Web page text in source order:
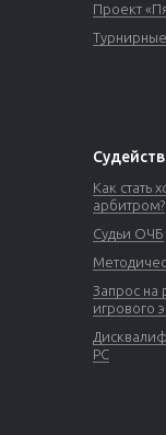
Проект
Как стать
арбитром?
Судьи ОЧБ
Запрос на
игрового
РС